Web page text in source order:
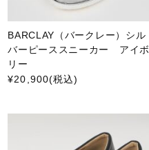
BARCLAY（バークレー）シル
バーピーススニーカー アイボ
リー
¥20,900(税込)